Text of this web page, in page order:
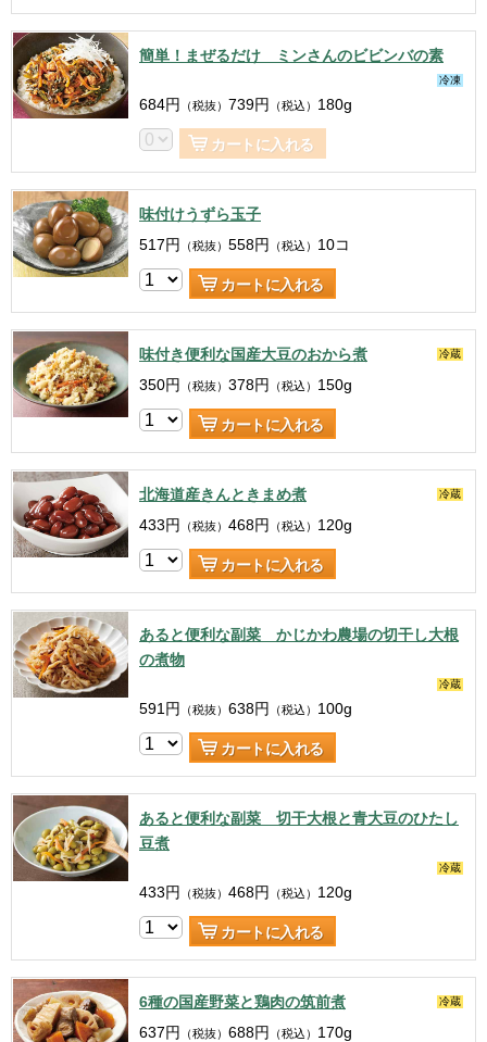
簡単！まぜるだけ ミンさんのビビンバの素
冷凍
684円 （税抜） 739円 （税込） 180g
カートに入れる
味付けうずら玉子
517円 （税抜） 558円 （税込） 10コ
カートに入れる
味付き便利な国産大豆のおから煮 冷蔵
350円 （税抜） 378円 （税込） 150g
カートに入れる
北海道産きんときまめ煮 冷蔵
433円 （税抜） 468円 （税込） 120g
カートに入れる
あると便利な副菜 かじかわ農場の切干し大根
の煮物
冷蔵
591 円 （税抜） 638円 （税込） 100g
カートに入れる
あると便利な副菜 切干大根と青大豆のひたし
豆煮
冷蔵
433円 （税抜） 468円 （税込） 120g
カートに入れる
6種の国産野菜と鶏肉の筑前煮 冷蔵
637円 （税抜） 688円 （税込） 170g